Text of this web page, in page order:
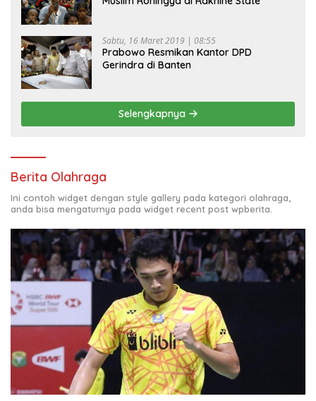
Sabtu, 16 Maret 2019 | 08:55
Prabowo Resmikan Kantor DPD
Gerindra di Banten
Selengkapnya
Berita Olahraga
Ini contoh widget dengan style gallery pada kategori olahraga,
anda bisa mengaturnya pada widget recent post wpberita.